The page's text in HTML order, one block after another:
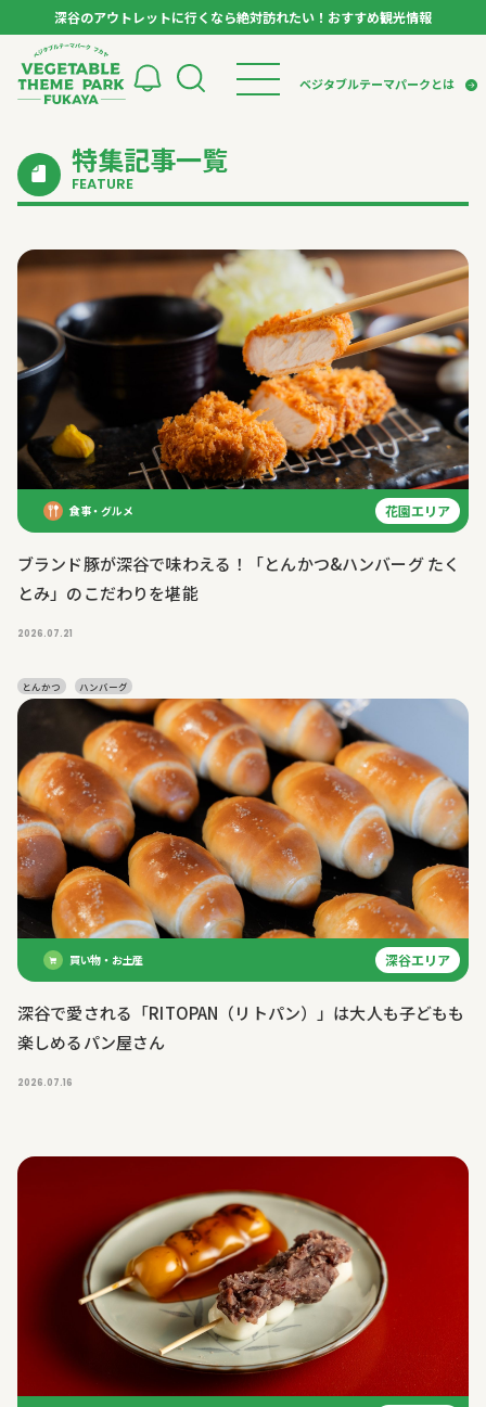
深谷のアウトレットに行くなら絶対訪れたい！おすすめ観光情報
ベジタブルテーマパークとは
トップページ
モデルコース
スポット
イベント
体験
パートナー企業について
アンバサダー
お役立ち情報
レシピ集
特集記事一覧
FEATURE
食事・グルメ 花園エリア
ブランド豚が深谷で味わえる！「とんかつ&ハンバーグ たく
とみ」のこだわりを堪能
2026.07.21
とんかつ ハンバーグ
買い物・お土産 深谷エリア
深谷で愛される「RITOPAN（リトパン）」は大人も子どもも
楽しめるパン屋さん
2026.07.16